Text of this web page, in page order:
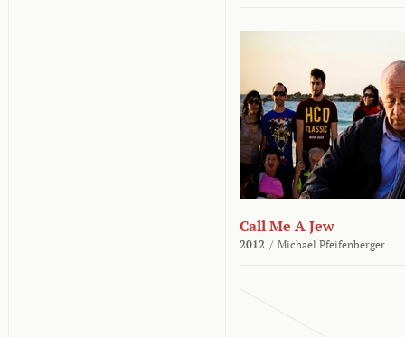
Call Me A Jew
2012 / Michael Pfeifenberger